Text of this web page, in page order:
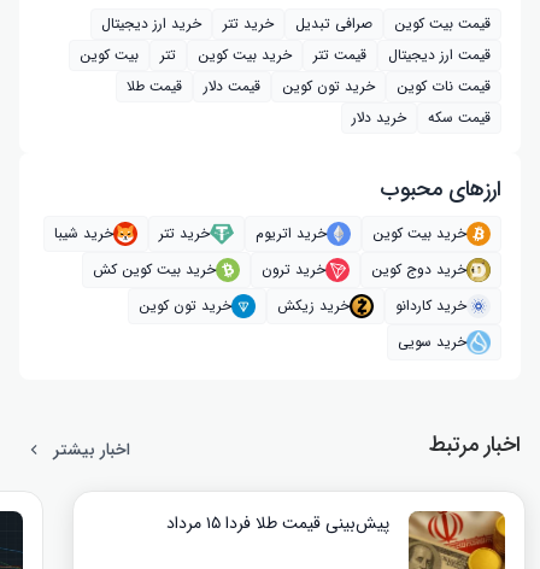
قیمت بیت کوین صرافی تبدیل خرید تتر
خرید ارز دیجیتال
قیمت ارز دیجیتال
قیمت تتر خرید بیت‌ کوین تتر
بیت کوین
قیمت نات کوین
خرید تون کوین قیمت دلار
قیمت طلا
قیمت سکه
خرید دلار
ارز‌های محبوب
خرید بیت کوین خرید اتریوم خرید تتر
خرید شیبا
خرید دوج کوین
خرید ترون
خرید بیت کوین کش
خرید کاردانو
خرید زیکش
خرید تون کوین
خرید سویی
اخبار مرتبط اخبار بیشتر
پیش‌بینی قیمت طلا فردا ۱۵ مرداد